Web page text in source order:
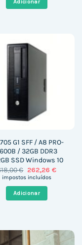
426,00 €.
Adicionar
G1 SFF / A8 PRO-
/ 32GB DDR3
SSD Windows 10
€ O
preço
era:
618,00 €.
262,26 €O
impostos incluídos
Adicionar